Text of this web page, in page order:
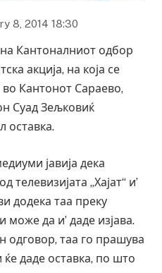
8, 2014 18:30
Кантоналниот одбор
акција, на која се
во Кантонот Сараево,
Суад Зељковиќ
оставка.
јавија дека
„Хајат“ и’
додека таа преку
да и’ даде изјава.
одговор, таа го прашува
даде оставка, по што